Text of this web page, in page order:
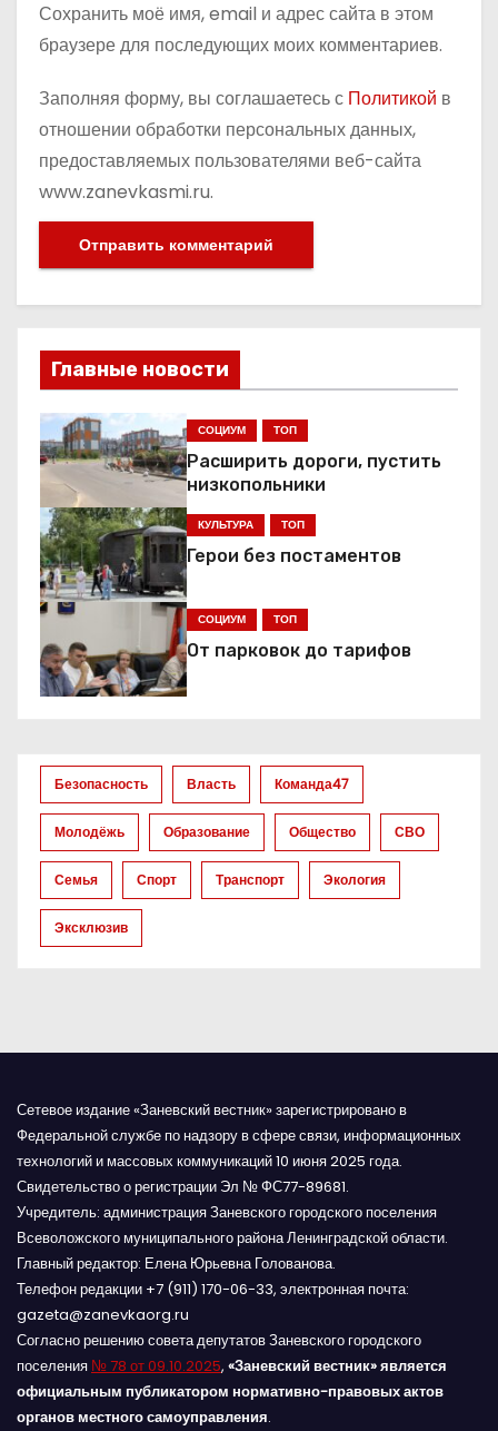
Сохранить моё имя, email и адрес сайта в этом
браузере для последующих моих комментариев.
Заполняя форму, вы соглашаетесь с Политикой в
отношении обработки персональных данных,
предоставляемых пользователями веб-сайта
www.zanevkasmi.ru.
Главные новости
СОЦИУМ ТОП
Расширить дороги, пустить
низкопольники
КУЛЬТУРА ТОП
Герои без постаментов
СОЦИУМ ТОП
От парковок до тарифов
Безопасность Власть Команда47
Молодёжь Образование Общество СВО
Семья Спорт Транспорт Экология
Эксклюзив
Сетевое издание «Заневский вестник» зарегистрировано в
Федеральной службе по надзору в сфере связи, информационных
технологий и массовых коммуникаций 10 июня 2025 года.
Свидетельство о регистрации Эл № ФС77-89681.
Учредитель: администрация Заневского городского поселения
Всеволожского муниципального района Ленинградской области.
Главный редактор: Елена Юрьевна Голованова.
Телефон редакции +7 (911) 170-06-33, электронная почта:
gazeta@zanevkaorg.ru
Согласно решению совета депутатов Заневского городского
поселения № 78 от 09.10.2025, «Заневский вестник» является
официальным публикатором нормативно-правовых актов
органов местного самоуправления.